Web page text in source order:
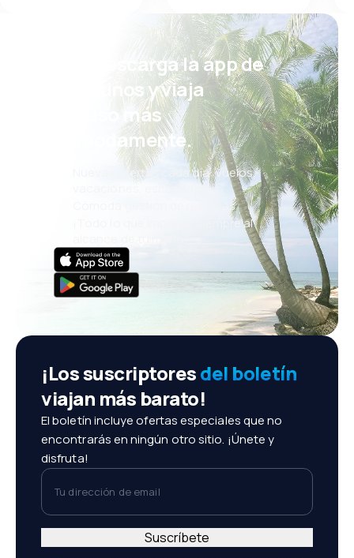
¡Eh! Descarga la app de
eDestinos y viaja
incluso más
cómodamente.
Nuevas ofertas cada día: vuelos,
vacaciones, escapadas
Cómoda gestión de reservas
¡Todo lo que importa, siempre al
¡Los suscriptoresdel boletín
viajan más barato!
El boletín incluye ofertas especiales que no
encontrarás en ningún otro sitio. ¡Únete y
disfruta!
Tu dirección de email
Suscríbete